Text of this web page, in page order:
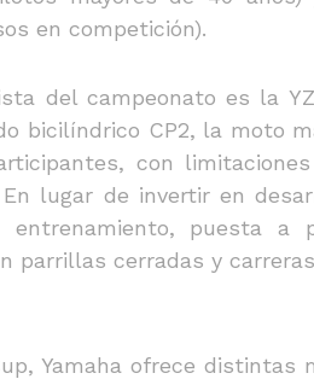
en competición).
del campeonato es la
bicilíndrico CP2, la moto
con
En lugar de invertir en
entrenamiento, puesta a
parrillas cerradas y
Yamaha ofrece